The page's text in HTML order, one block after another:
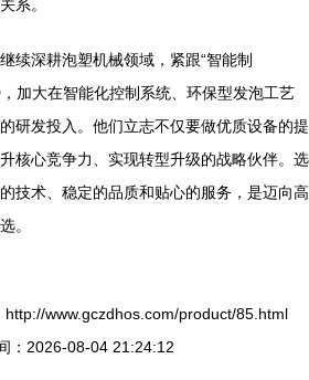
系。
续深耕泡塑机械领域，紧跟“智能制
加大在智能化控制系统、环保型发泡工艺
研发投入。他们立志不仅要做优质设备的提
核心竞争力、实现转型升级的战略伙伴。选
技术、稳定的品质和贴心的服务，是迈向高
。
http://www.gczdhos.com/product/85.html
：2026-08-04 21:24:12